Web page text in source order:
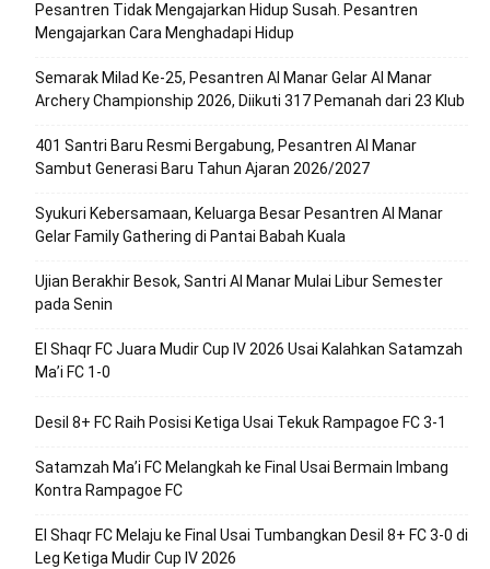
Pesantren Tidak Mengajarkan Hidup Susah. Pesantren
Mengajarkan Cara Menghadapi Hidup
Semarak Milad Ke-25, Pesantren Al Manar Gelar Al Manar
Archery Championship 2026, Diikuti 317 Pemanah dari 23 Klub
401 Santri Baru Resmi Bergabung, Pesantren Al Manar
Sambut Generasi Baru Tahun Ajaran 2026/2027
Syukuri Kebersamaan, Keluarga Besar Pesantren Al Manar
Gelar Family Gathering di Pantai Babah Kuala
Ujian Berakhir Besok, Santri Al Manar Mulai Libur Semester
pada Senin
El Shaqr FC Juara Mudir Cup IV 2026 Usai Kalahkan Satamzah
Ma’i FC 1-0
Desil 8+ FC Raih Posisi Ketiga Usai Tekuk Rampagoe FC 3-1
Satamzah Ma’i FC Melangkah ke Final Usai Bermain Imbang
Kontra Rampagoe FC
El Shaqr FC Melaju ke Final Usai Tumbangkan Desil 8+ FC 3-0 di
Leg Ketiga Mudir Cup IV 2026